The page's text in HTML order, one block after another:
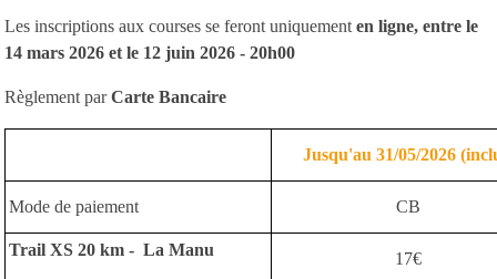
Les inscriptions aux courses se feront uniquement en ligne, entre le
14 mars 2026 et le 12 juin 2026 - 20h00
Règlement parCarte Bancaire
Jusqu'au 31/05/2026
Mode de paiement CB
Trail XS 20 km - La Manu 17€